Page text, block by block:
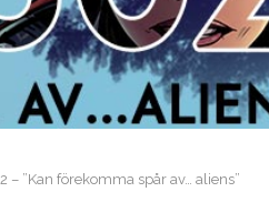
– ”Kan förekomma spår av… aliens”